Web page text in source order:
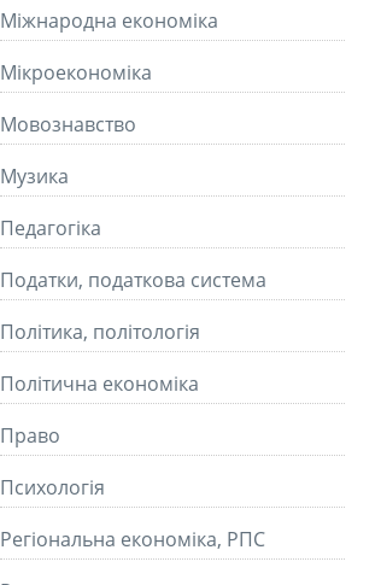
Міжнародна економіка
Мікроекономіка
Мовознавство
Музика
Педагогіка
Податки, податкова система
Політика, політологія
Політична економіка
Право
Психологія
Регіональна економіка, РПС